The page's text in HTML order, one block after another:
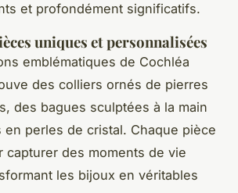
et profondément significatifs.
uniques et personnalisées
emblématiques de Cochléa
des colliers ornés de pierres
des bagues sculptées à la main
en perles de cristal. Chaque pièce
capturer des moments de vie
les bijoux en véritables